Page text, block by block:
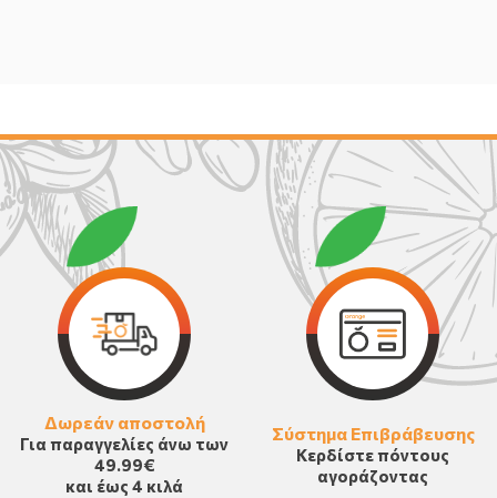
Δωρεάν αποστολή
Για παραγγελίες άνω των
49.99€
και έως 4 κιλά
Σύστημα Επιβράβευσης
Κερδίστε πόντους
αγοράζοντας